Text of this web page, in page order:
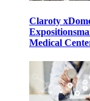
Claroty
Medical